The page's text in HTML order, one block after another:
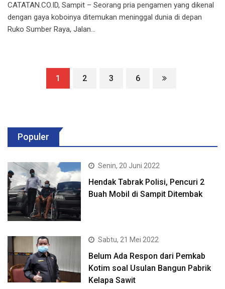
CATATAN.CO.ID, Sampit – Seorang pria pengamen yang dikenal
dengan gaya koboinya ditemukan meninggal dunia di depan
Ruko Sumber Raya, Jalan…
1 2 3 6
Populer
Senin, 20 Juni 2022
Hendak Tabrak Polisi, Pencuri 2
Buah Mobil di Sampit Ditembak
Sabtu, 21 Mei 2022
Belum Ada Respon dari Pemkab
Kotim soal Usulan Bangun Pabrik
Kelapa Sawit